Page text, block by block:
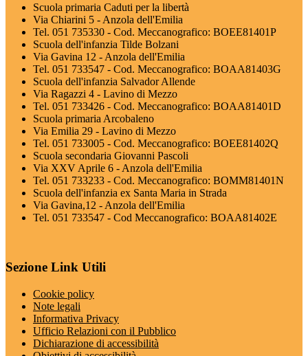
Scuola primaria Caduti per la libertà
Via Chiarini 5 - Anzola dell'Emilia
Tel. 051 735330 - Cod. Meccanografico: BOEE81401P
Scuola dell'infanzia Tilde Bolzani
Via Gavina 12 - Anzola dell'Emilia
Tel. 051 733547 - Cod. Meccanografico: BOAA81403G
Scuola dell'infanzia Salvador Allende
Via Ragazzi 4 - Lavino di Mezzo
Tel. 051 733426 - Cod. Meccanografico: BOAA81401D
Scuola primaria Arcobaleno
Via Emilia 29 - Lavino di Mezzo
Tel. 051 733005 - Cod. Meccanografico: BOEE81402Q
Scuola secondaria Giovanni Pascoli
Via XXV Aprile 6 - Anzola dell'Emilia
Tel. 051 733233 - Cod. Meccanografico: BOMM81401N
Scuola dell'infanzia ex Santa Maria in Strada
Via Gavina,12 - Anzola dell'Emilia
Tel. 051 733547 - Cod Meccanografico: BOAA81402E
Sezione Link Utili
Cookie policy
Note legali
Informativa Privacy
Ufficio Relazioni con il Pubblico
Dichiarazione di accessibilità